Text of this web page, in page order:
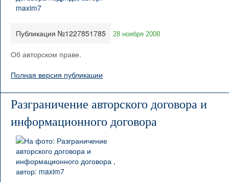
Публикация №1227851785 28 ноября 2008
Об авторском праве.
Полная версия публикации
Разграничение авторского договора и
информационного договора